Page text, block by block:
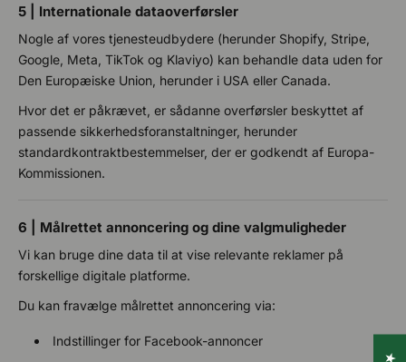
5 | Internationale dataoverførsler
Nogle af vores tjenesteudbydere (herunder Shopify, Stripe,
Google, Meta, TikTok og Klaviyo) kan behandle data uden for
Den Europæiske Union, herunder i USA eller Canada.
Hvor det er påkrævet, er sådanne overførsler beskyttet af
passende sikkerhedsforanstaltninger, herunder
standardkontraktbestemmelser, der er godkendt af Europa-
Kommissionen.
6 | Målrettet annoncering og dine valgmuligheder
Vi kan bruge dine data til at vise relevante reklamer på
forskellige digitale platforme.
Du kan fravælge målrettet annoncering via:
Indstillinger for Facebook-annoncer